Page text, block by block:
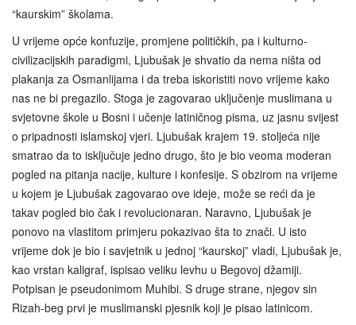
“kaurskim” školama.
U vrijeme opće konfuzije, promjene političkih, pa i kulturno-
civilizacijskih paradigmi, Ljubušak je shvatio da nema ništa od
plakanja za Osmanlijama i da treba iskoristiti novo vrijeme kako
nas ne bi pregazilo. Stoga je zagovarao uključenje muslimana u
svjetovne škole u Bosni i učenje latiničnog pisma, uz jasnu svijest
o pripadnosti islamskoj vjeri. Ljubušak krajem 19. stoljeća nije
smatrao da to isključuje jedno drugo, što je bio veoma moderan
pogled na pitanja nacije, kulture i konfesije. S obzirom na vrijeme
u kojem je Ljubušak zagovarao ove ideje, može se reći da je
takav pogled bio čak i revolucionaran. Naravno, Ljubušak je
ponovo na vlastitom primjeru pokazivao šta to znači. U isto
vrijeme dok je bio i savjetnik u jednoj “kaurskoj” vladi, Ljubušak je,
kao vrstan kaligraf, ispisao veliku levhu u Begovoj džamiji.
Potpisan je pseudonimom Muhibi. S druge strane, njegov sin
Rizah-beg prvi je muslimanski pjesnik koji je pisao latinicom.